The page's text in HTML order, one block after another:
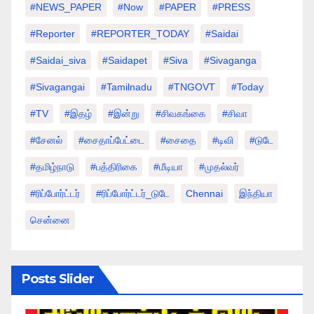
#NEWS_PAPER #Now #PAPER #PRESS
#Reporter #REPORTER_TODAY #saidai
#saidai_siva #saidapet #Siva #Sivaganga
#sivagangai #tamilnadu #TNGOVT #today
#TV #இதழ் #இன்று #சிவகங்கை #சிவா
#சேனல் #சைதாப்பேட்டை #சைதை #டிவி #டுடே
#தமிழ்நாடு #பத்திரிகை #மீடியா #முதல்வர்
#ரிப்போர்ட்டர் #ரிப்போர்ட்டர்_டுடே Chennai இந்தியா
சென்னை
Posts Slider